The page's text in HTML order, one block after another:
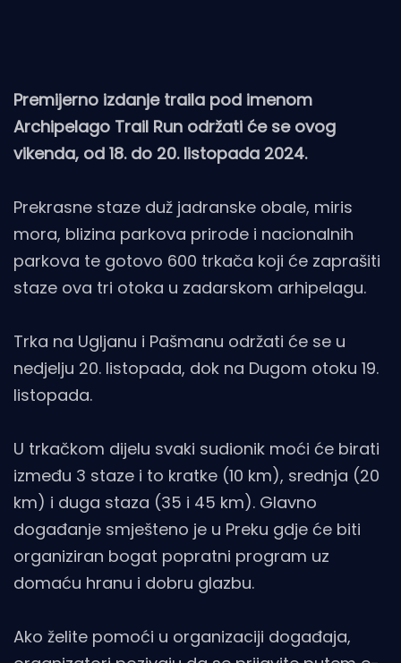
Premijerno izdanje traila pod imenom
Archipelago Trail Run održati će se ovog
vikenda, od 18. do 20. listopada 2024.
Prekrasne staze duž jadranske obale, miris
mora, blizina parkova prirode i nacionalnih
parkova te gotovo 600 trkača koji će zaprašiti
staze ova tri otoka u zadarskom arhipelagu.
Trka na Ugljanu i Pašmanu održati će se u
nedjelju 20. listopada, dok na Dugom otoku 19.
listopada.
U trkačkom dijelu svaki sudionik moći će birati
između 3 staze i to kratke (10 km), srednja (20
km) i duga staza (35 i 45 km). Glavno
događanje smješteno je u Preku gdje će biti
organiziran bogat popratni program uz
domaću hranu i dobru glazbu.
Ako želite pomoći u organizaciji događaja,